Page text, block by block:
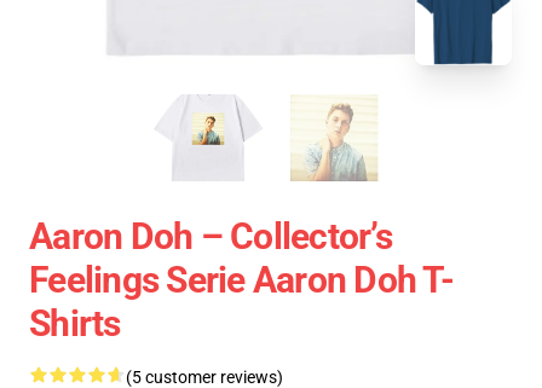
Aaron Doh – Collector’s
Feelings Serie Aaron Doh T-
Shirts
(5 customer reviews)